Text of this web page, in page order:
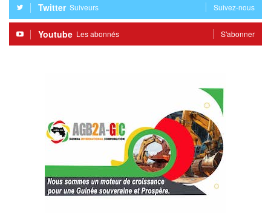
Twitter Suiveurs Suivez-nous
Youtube Les abonnés S'abonner